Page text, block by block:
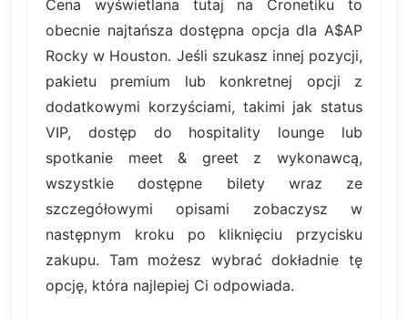
Cena wyświetlana tutaj na Cronetiku to
obecnie najtańsza dostępna opcja dla A$AP
Rocky w Houston. Jeśli szukasz innej pozycji,
pakietu premium lub konkretnej opcji z
dodatkowymi korzyściami, takimi jak status
VIP, dostęp do hospitality lounge lub
spotkanie meet & greet z wykonawcą,
wszystkie dostępne bilety wraz ze
szczegółowymi opisami zobaczysz w
następnym kroku po kliknięciu przycisku
zakupu. Tam możesz wybrać dokładnie tę
opcję, która najlepiej Ci odpowiada.